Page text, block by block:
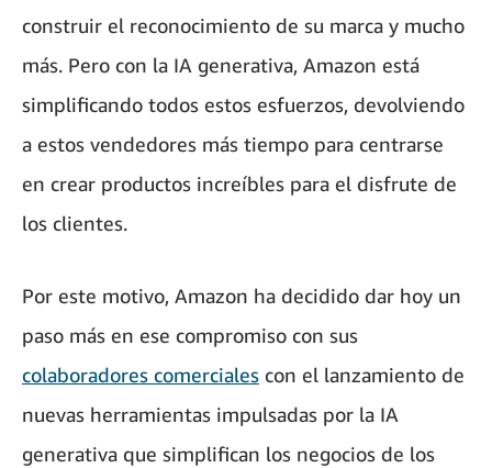
construir el reconocimiento de su marca y mucho
más. Pero con la IA generativa, Amazon está
simplificando todos estos esfuerzos, devolviendo
a estos vendedores más tiempo para centrarse
en crear productos increíbles para el disfrute de
los clientes.
Por este motivo, Amazon ha decidido dar hoy un
paso más en ese compromiso con sus
colaboradores comerciales con el lanzamiento de
nuevas herramientas impulsadas por la IA
generativa que simplifican los negocios de los